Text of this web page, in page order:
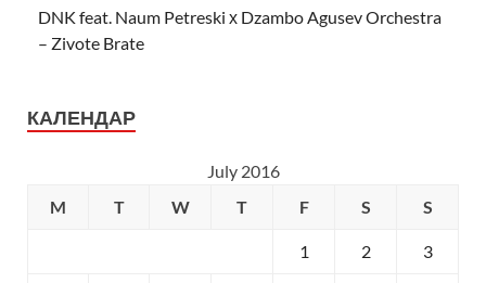
DNK feat. Naum Petreski х Dzambo Agusev Orchestra
– Zivote Brate
КАЛЕНДАР
July 2016
M
T W T F S S
1 2 3